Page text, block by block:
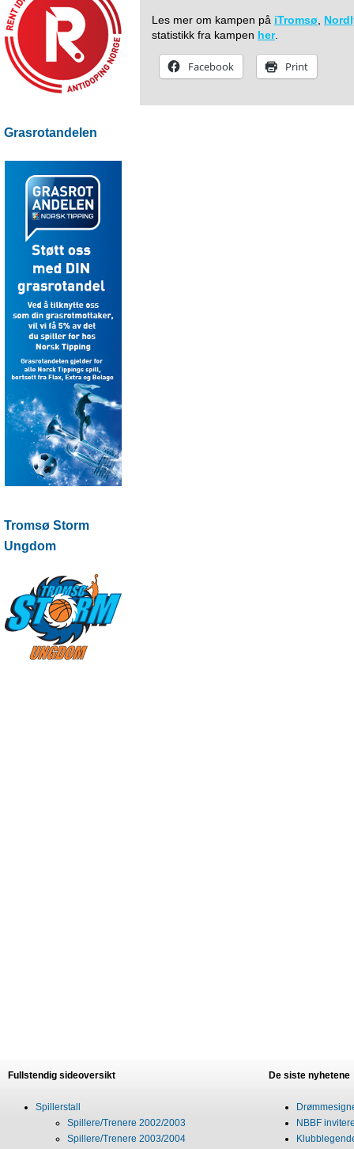
Grasrotandelen
Tromsø Storm
Ungdom
Les mer om kampen på iTromsø
statistikk fra kampen her.
Facebook Print
Fullstendig sideoversikt
Spillerstall
Spillere/Trenere 2002/2003
Spillere/Trenere 2003/2004
De siste nyhetene
NBBF